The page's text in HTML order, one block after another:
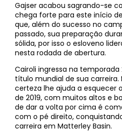
Gajser acabou sagrando-se
chega forte para este início
que, além do sucesso no
passado, sua preparação
sólida, por isso o esloveno
nesta rodada de abertura.
Cairoli ingressa na temporada
título mundial de sua
certeza lhe ajuda a esquecer
de 2019, com muitos altos e
de dar a volta por cima é
com o pé direito,
carreira em Matterley Basin.